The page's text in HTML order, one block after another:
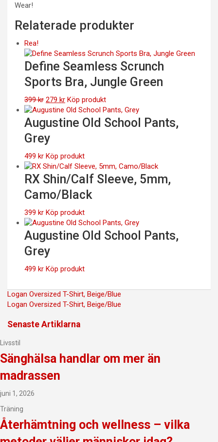
Wear!
Relaterade produkter
Rea!
Define Seamless Scrunch
Sports Bra, Jungle Green
399kr Det
ursprungliga
priset
var:
399 kr.
279 krDet
nuvarande
priset
är:
Köp produkt
Augustine Old School Pants,
Grey
499 kr Köp produkt
RX Shin/Calf Sleeve, 5mm,
Camo/Black
399 kr Köp produkt
Augustine Old School Pants,
Grey
499 kr Köp produkt
Inläggsnavigering
Logan Oversized T-Shirt, Beige/Blue
Logan Oversized T-Shirt, Beige/Blue
Senaste Artiklarna
Livsstil
Sänghälsa handlar om mer än
madrassen
juni 1, 2026
Träning
Återhämtning och wellness – vilka